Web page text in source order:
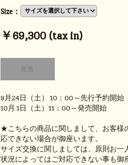
Size：
￥69,300 (tax in)
9月24日（土） 10：00～先行予約開始
10月 1日（土）11：00～発売開始
★こちらの商品に関しまして、お客様
応できない場合が御座います。
サイズ交換に関しましては、原則お一
状況によってはご対応できない事も御